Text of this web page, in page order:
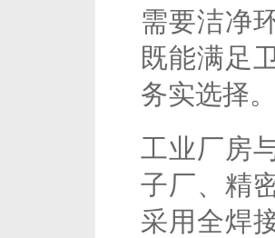
需要洁净
既能满足
务实选择
工业厂房
子厂、精
采用全焊